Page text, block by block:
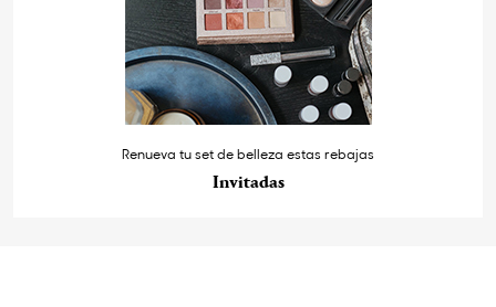
Renueva tu set de belleza estas rebajas
Invitadas